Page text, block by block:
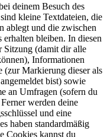
deinem Besuch des
kleine Textdateien, die
ablegt und die zwischen
bleiben. In diesen
Sitzung (damit dir alle
Informationen
(zur Markierung dieser als
bist) sowie
an Umfragen (sofern du
werden deine
und eine
haben standardmäßig
Cookies kannst du